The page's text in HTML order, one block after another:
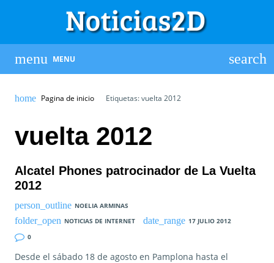
MENU
Pagina de inicio Etiquetas: vuelta 2012
vuelta 2012
Alcatel Phones patrocinador de La Vuelta
2012
NOELIA ARMINAS
NOTICIAS DE INTERNET
17 JULIO 2012
0
Desde el sábado 18 de agosto en Pamplona hasta el